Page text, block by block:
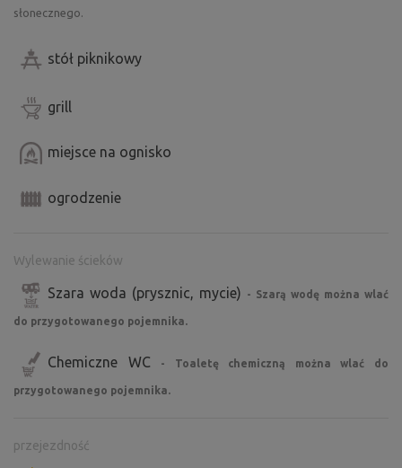
słonecznego.
stół piknikowy
grill
miejsce na ognisko
ogrodzenie
Wylewanie ścieków
Szara woda (prysznic, mycie) - Szarą wodę można wlać
do przygotowanego pojemnika.
Chemiczne WC - Toaletę chemiczną można wlać do
przygotowanego pojemnika.
przejezdność